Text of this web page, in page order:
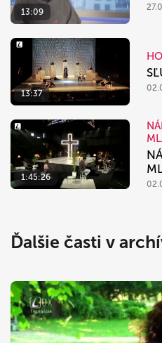
13:09
13:37
1:45:26
Ďalšie časti v